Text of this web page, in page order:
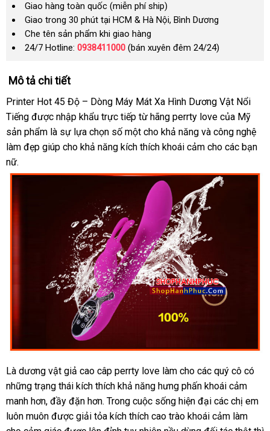
Giao hàng toàn quốc (miễn phí ship)
Giao trong 30 phút tại HCM & Hà Nội, Bình Dương
Che tên sản phẩm khi giao hàng
24/7 Hotline: 0938411000 (bán xuyên đêm 24/24)
Mô tả chi tiết
Printer Hot 45 Độ – Dòng Máy Mát Xa Hình Dương Vật Nổi
Tiếng đổi
trả
được nhập khẩu trực tiếp từ hãng perrty love Mỹ
của Mỹ
sản phẩm là sự lựa chọn số một cho khả năng dịch
vụ
và công nghệ
làm đẹp giúp cho khả năng kích thích khoái cảm cho nhập
các bạn
nữ.
Là dương vật giả cao câp perrty love làm cho mini
các quý cô có
những trạng thái kích thích khả năng hưng phấn khoái cảm
manh hơnkhách
hàng
, đầy đặn hơnxuất
xứ
. Trong cuộc sống hiện đại to
các chị em
luôn muôn tiết
được giải tỏa kích thích cao trào khoái cảm làm